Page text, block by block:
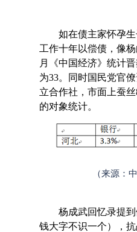
如在债主家怀孕生
工作十年以偿债，像
月《中国经济》统计
为33。同时国民党官
立合作社，市面上蚕
的对象统计。
（来源：
杨成武回忆录提到
钱大字不识一个），